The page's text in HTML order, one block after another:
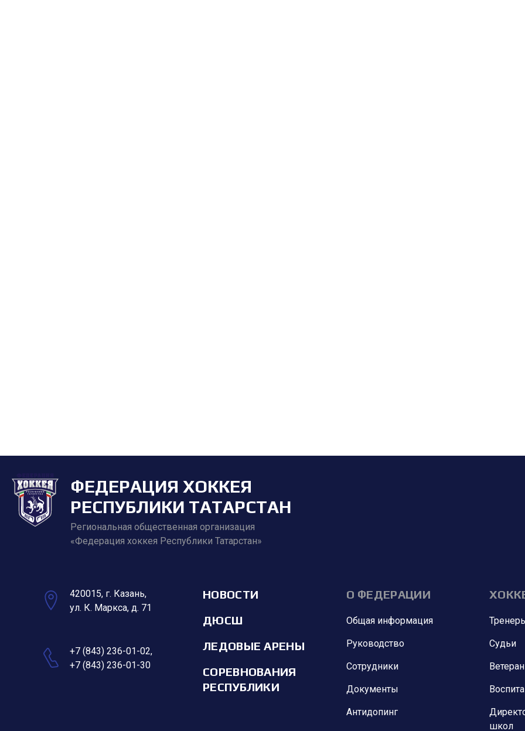
ФЕДЕРАЦИЯ ХОККЕЯ
РЕСПУБЛИКИ ТАТАРСТАН
Региональная общественная организация
«Федерация хоккея Республики Татарстан»
420015, г. Казань,
ул. К. Маркса, д. 71
+7 (843) 236-01-02,
+7 (843) 236-01-30
НОВОСТИ
ДЮСШ
ЛЕДОВЫЕ АРЕНЫ
СОРЕВНОВАНИЯ
РЕСПУБЛИКИ
О ФЕДЕРАЦИИ
Общая информация
Руководство
Сотрудники
Документы
Антидопинг
Судьи
школ